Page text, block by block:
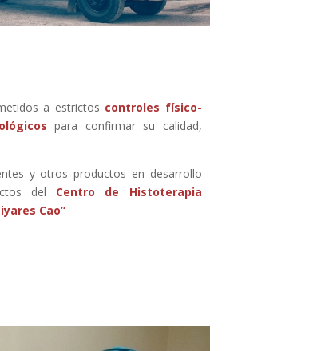
a estrictos controles físico-
para confirmar su calidad,
y otros productos en desarrollo
del Centro de Histoterapia
Cao”